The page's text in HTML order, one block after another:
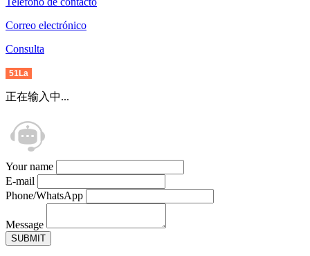
Correo electrónico
Consulta
51La
正在输入中...
Your name
E-mail
Phone/WhatsApp
Message
SUBMIT